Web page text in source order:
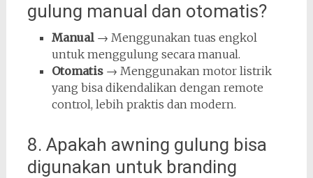
gulung manual dan otomatis?
Manual→ Menggunakan tuas engkol
untuk menggulung secara manual.
Otomatis→ Menggunakan motor listrik
yang bisa dikendalikan dengan remote
control, lebih praktis dan modern.
8. Apakah awning gulung bisa
digunakan untuk branding